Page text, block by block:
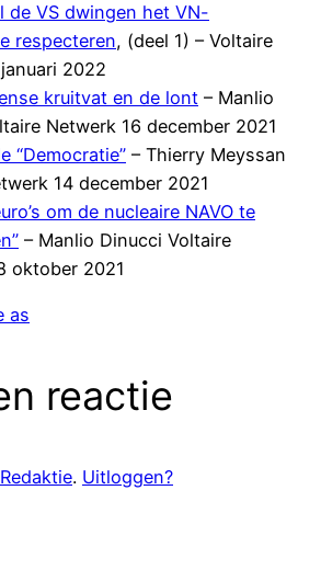
de VS dwingen het VN-
respecteren, (deel 1) – Voltaire
2022
kruitvat en de lont – Manlio
Netwerk 16 december 2021
“Democratie” – Thierry Meyssan
14 december 2021
om de nucleaire NAVO te
– Manlio Dinucci Voltaire
oktober 2021
as
reactie
. Uitloggen?